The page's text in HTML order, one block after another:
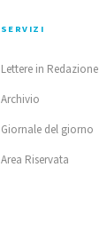
SERVIZI
Lettere in Redazione
Archivio
Giornale del giorno
Area Riservata